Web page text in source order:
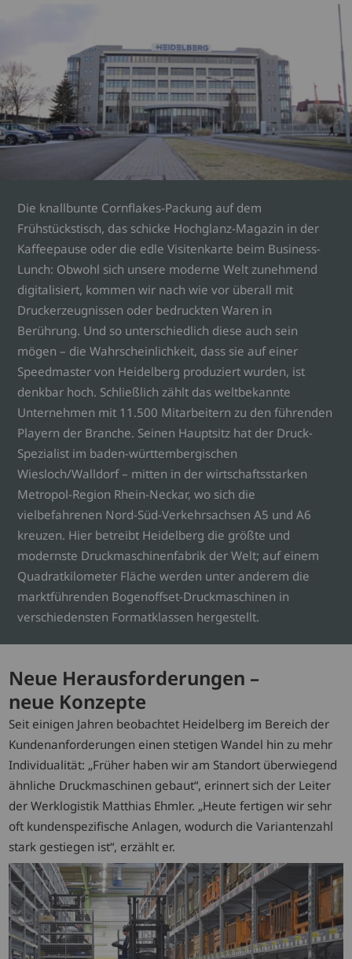
Die knallbunte Cornflakes-Packung auf dem
Frühstückstisch, das schicke Hochglanz-Magazin in der
Kaffeepause oder die edle Visitenkarte beim Business-
Lunch: Obwohl sich unsere moderne Welt zunehmend
digitalisiert, kommen wir nach wie vor überall mit
Druckerzeugnissen oder bedruckten Waren in
Berührung. Und so unterschiedlich diese auch sein
mögen – die Wahrscheinlichkeit, dass sie auf einer
Speedmaster von Heidelberg produziert wurden, ist
denkbar hoch. Schließlich zählt das weltbekannte
Unternehmen mit 11.500 Mitarbeitern zu den führenden
Playern der Branche. Seinen Hauptsitz hat der Druck-
Spezialist im baden-württembergischen
Wiesloch/Walldorf – mitten in der wirtschaftsstarken
Metropol-Region Rhein-Neckar, wo sich die
vielbefahrenen Nord-Süd-Verkehrsachsen A5 und A6
kreuzen. Hier betreibt Heidelberg die größte und
modernste Druckmaschinenfabrik der Welt; auf einem
Quadratkilometer Fläche werden unter anderem die
marktführenden Bogenoffset-Druckmaschinen in
verschiedensten Formatklassen hergestellt.
Neue Herausforderungen –
neue Konzepte
Seit einigen Jahren beobachtet Heidelberg im Bereich der
Kundenanforderungen einen stetigen Wandel hin zu mehr
Individualität: „Früher haben wir am Standort überwiegend
ähnliche Druckmaschinen gebaut“, erinnert sich der Leiter
der Werklogistik Matthias Ehmler. „Heute fertigen wir sehr
oft kundenspezifische Anlagen, wodurch die Variantenzahl
stark gestiegen ist“, erzählt er.